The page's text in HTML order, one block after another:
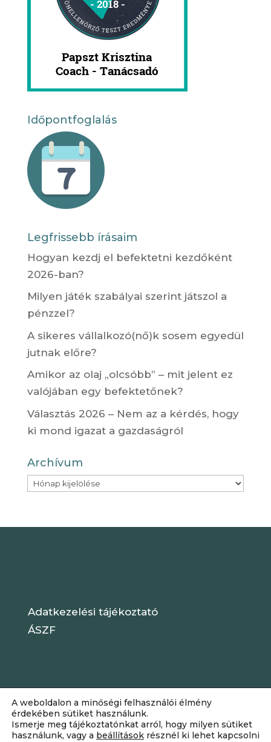
Időpontfoglalás
Legfrissebb írásaim
Hogyan kezdj el befektetni kezdőként
2026-ban?
Milyen játék szabályai szerint játszol a
pénzzel?
A sikeres vállalkozó(nő)k sosem egyedül
jutnak előre?
Amikor az olaj „olcsóbb” – mit jelent ez
valójában egy befektetőnek?
Választás 2026 – Nem az a kérdés, hogy
ki mond igazat a gazdaságról
Archívum
Archívum
Adatkezelési tájékoztató
ÁSZF
A weboldalon a minőségi felhasználói élmény
érdekében sütiket használunk.
Ismerje meg tájékoztatónkat arról, hogy milyen sütiket
használunk, vagy a beállítások résznél ki lehet kapcsolni